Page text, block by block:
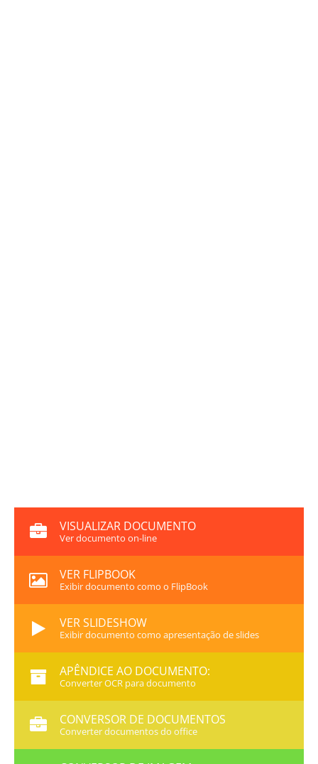
VISUALIZAR DOCUMENTO
Ver documento on-line
VER FLIPBOOK
Exibir documento como o FlipBook
VER SLIDESHOW
Exibir documento como apresentação de slides
APÊNDICE AO DOCUMENTO:
Converter OCR para documento
CONVERSOR DE DOCUMENTOS
Converter documentos do office